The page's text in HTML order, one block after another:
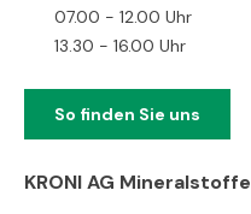
07.00 - 12.00 Uhr
13.30 - 16.00 Uhr
So finden Sie uns
KRONI AG Mineralstoffe